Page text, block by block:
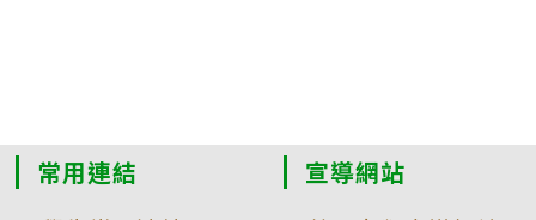
常用連結
宣導網站